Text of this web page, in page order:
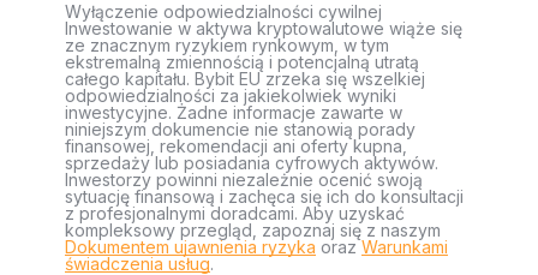
Wyłączenie odpowiedzialności cywilnej
Inwestowanie w aktywa kryptowalutowe wiąże się
ze znacznym ryzykiem rynkowym, w tym
ekstremalną zmiennością i potencjalną utratą
całego kapitału. Bybit EU zrzeka się wszelkiej
odpowiedzialności za jakiekolwiek wyniki
inwestycyjne. Żadne informacje zawarte w
niniejszym dokumencie nie stanowią porady
finansowej, rekomendacji ani oferty kupna,
sprzedaży lub posiadania cyfrowych aktywów.
Inwestorzy powinni niezależnie ocenić swoją
sytuację finansową i zachęca się ich do konsultacji
z profesjonalnymi doradcami. Aby uzyskać
kompleksowy przegląd, zapoznaj się z naszym
Dokumentem ujawnienia ryzyka orazWarunkami
świadczenia usług.